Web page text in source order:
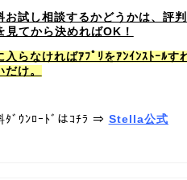
お試し相談するかどうかは、評
見てから決めればOK！
入らなければｱﾌﾟﾘをｱﾝｲﾝｽﾄｰﾙす
だけ。
ﾀﾞｳﾝﾛｰﾄﾞはｺﾁﾗ ⇒ Stella公式